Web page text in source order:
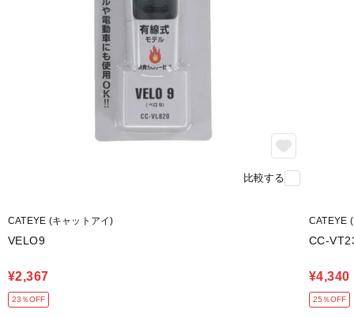
比較する
CATEYE (キャットアイ)
VELO9
¥2,367
23％OFF
CATEYE
CC-
¥4,340
25％OFF